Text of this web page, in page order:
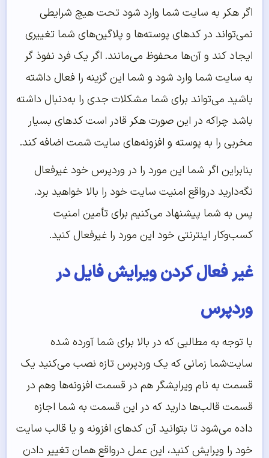
اگر هکر به سایت شما وارد شود تحت هیچ شرایطی
نمی‌تواند در کدهای پوسته‌ها و پلاگین‌های شما تغییری
ایجاد کند و آن‌ها محفوظ می‌مانند. اگر یک فرد نفوذ گر
به سایت شما وارد شود و شما این گزینه را فعال داشته
باشید می‌تواند برای شما مشکلات جدی را به‌دنبال داشته
باشد چراکه در این صورت هکر قادر است کدهای بسیار
مخربی را به پوسته و افزونه‌های سایت شمت اضافه کند.
بنابراین اگر شما این مورد را در وردپرس خود غیرفعال
نگه‌دارید درواقع امنیت سایت خود را بالا خواهید برد.
پس به شما پیشنهاد می‌کنیم برای تأمین امنیت
کسب‌وکار اینترنتی خود این مورد را غیرفعال کنید.
غیر فعال کردن ویرایش فایل در
وردپرس
با توجه به مطالبی که در بالا برای شما آورده شده
سایت‌شما زمانی که یک وردپرس تازه نصب می‌کنید یک
قسمت به نام ویرایشگر هم در قسمت افزونه‌ها وهم در
قسمت قالب‌ها دارید که در این قسمت به شما اجازه
داده می‌شود تا بتوانید آن کدهای افزونه و یا قالب سایت
خود را ویرایش کنید، این عمل درواقع همان تغییر دادن